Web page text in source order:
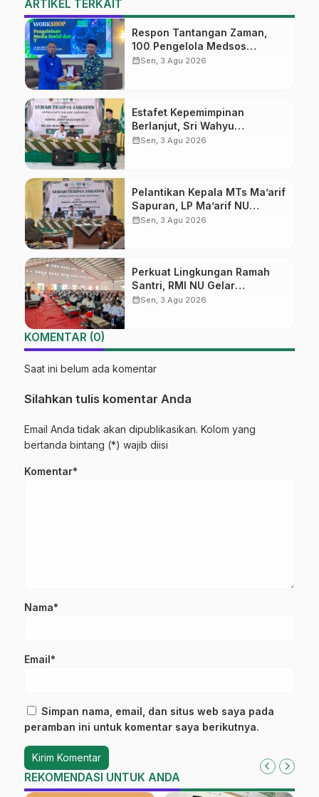
ARTIKEL TERKAIT
Respon Tantangan Zaman,
100 Pengelola Medsos
Sekolah Ma’arif Pekalongan
calendar_monthSen, 3 Agu 2026
Estafet Kepemimpinan
Berlanjut, Sri Wahyu
Susilowati Resmi Pimpin MTs
calendar_monthSen, 3 Agu 2026
Pelantikan Kepala MTs Ma’arif
Sapuran, LP Ma’arif NU
Wonosobo Tekankan Lima
calendar_monthSen, 3 Agu 2026
Perkuat Lingkungan Ramah
Santri, RMI NU Gelar
‘Sambang Pesantren’ di Pati
calendar_monthSen, 3 Agu 2026
KOMENTAR (0)
Saat ini belum ada komentar
Silahkan tulis komentar Anda
Email Anda tidak akan dipublikasikan. Kolom yang
bertanda bintang (*) wajib diisi
Komentar*
Nama*
Email*
Simpan nama, email, dan situs web saya pada
peramban ini untuk komentar saya berikutnya.
REKOMENDASI UNTUK ANDA